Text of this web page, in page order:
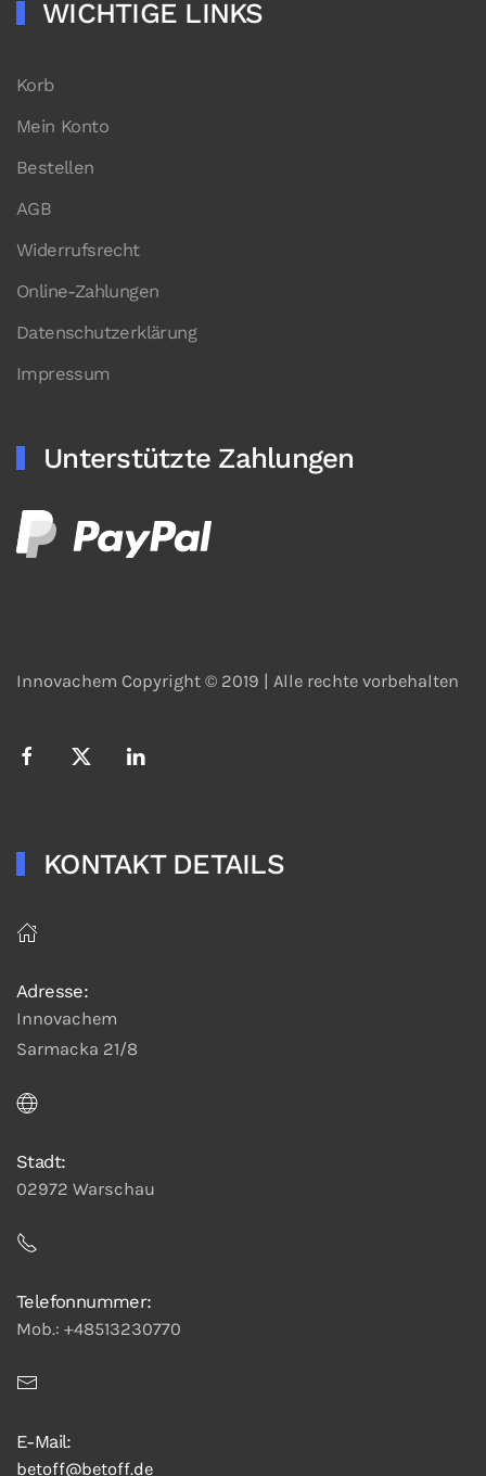
WICHTIGE LINKS
Korb
Mein Konto
Bestellen
AGB
Widerrufsrecht
Online-Zahlungen
Datenschutzerklärung
Impressum
Unterstützte Zahlungen
Innovachem Copyright © 2019 | Alle rechte vorbehalten
KONTAKT DETAILS
Adresse:
Innovachem
Sarmacka 21/8
Stadt:
02972 Warschau
Telefonnummer:
Mob.: +48513230770
E-Mail:
betoff@betoff.de